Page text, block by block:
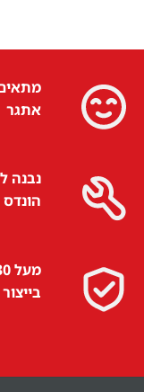
אתגר
נבנה
הונדס
מעל 30 שנות ניסיון